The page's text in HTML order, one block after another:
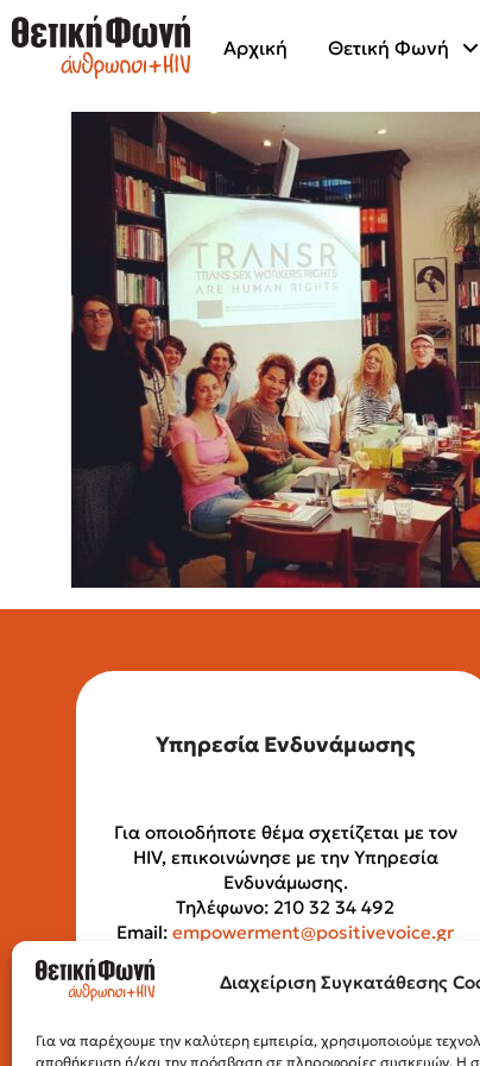
Διαχείριση Συγκατάθεσης
Για να παρέχουμε την καλύτερη εμπειρία, χρησιμοποιούμε
αποθήκευση ή/και την πρόσβαση σε πληροφορίες συσκευών. Η
Αρχική Θετική Φωνή
Υπηρεσία Ενδυνάμωσης
Για οποιοδήποτε θέμα σχετίζεται με τον
HIV, επικοινώνησε με την Υπηρεσία
Ενδυνάμωσης.
Τηλέφωνο: 210 32 34 492
Email: empowerment@positivevoice.gr
Πιττάκη 4 (ισόγειο), 10554, Αθήνα
Ώρες λειτουργίας: Δευτέρα –